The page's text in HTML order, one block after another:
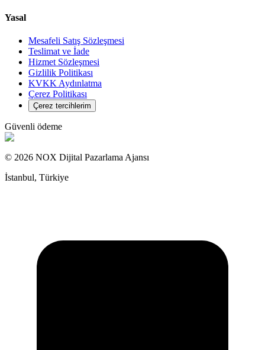
Yasal
Mesafeli Satış Sözleşmesi
Teslimat ve İade
Hizmet Sözleşmesi
Gizlilik Politikası
KVKK Aydınlatma
Çerez Politikası
Çerez tercihlerim
Güvenli ödeme
© 2026 NOX Dijital Pazarlama Ajansı
İstanbul, Türkiye